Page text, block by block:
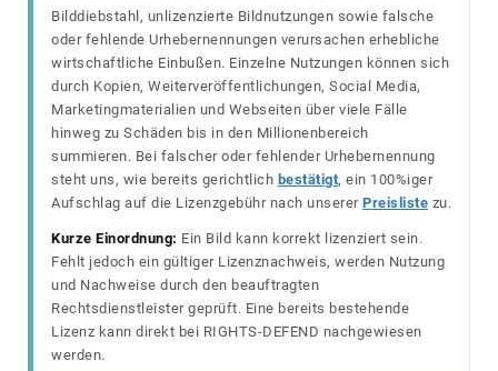
Bilddiebstahl, unlizenzierte Bildnutzungen sowie falsche
oder fehlende Urhebernennungen verursachen erhebliche
wirtschaftliche Einbußen. Einzelne Nutzungen können sich
durch Kopien, Weiterveröffentlichungen, Social Media,
Marketingmaterialien und Webseiten über viele Fälle
hinweg zu Schäden bis in den Millionenbereich
summieren. Bei falscher oder fehlender Urhebernennung
steht uns, wie bereits gerichtlich bestätigt, ein 100%iger
Aufschlag auf die Lizenzgebühr nach unserer Preisliste zu.
Kurze Einordnung: Ein Bild kann korrekt lizenziert sein.
Fehlt jedoch ein gültiger Lizenznachweis, werden Nutzung
und Nachweise durch den beauftragten
Rechtsdienstleister geprüft. Eine bereits bestehende
Lizenz kann direkt bei RIGHTS-DEFEND nachgewiesen
werden.